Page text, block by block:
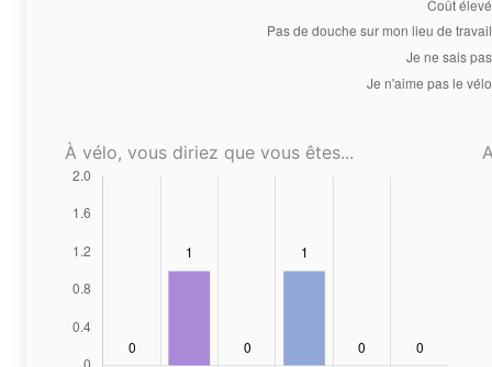
À vélo, vous diriez que vous êtes...